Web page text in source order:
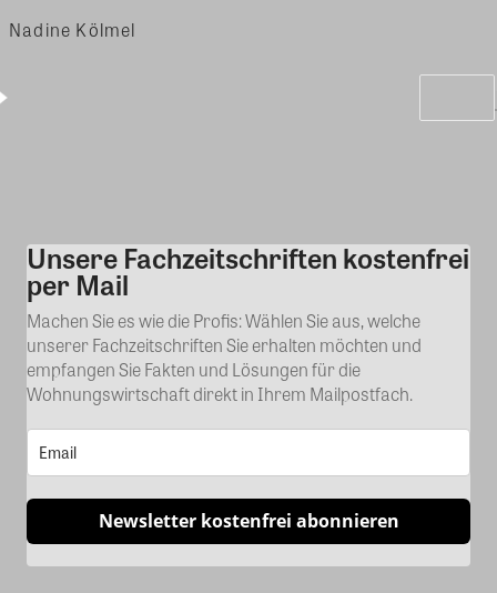
Nadine Kölmel
Kommentar
Unsere Fachzeitschriften kostenfrei
per Mail
Machen Sie es wie die Profis: Wählen Sie aus, welche
unserer Fachzeitschriften Sie erhalten möchten und
empfangen Sie Fakten und Lösungen für die
Wohnungswirtschaft direkt in Ihrem Mailpostfach.
Newsletter kostenfrei abonnieren